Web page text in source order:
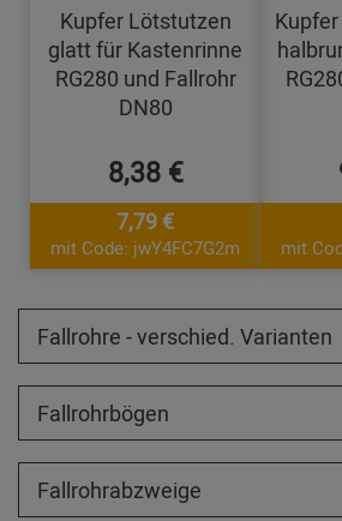
Kupfer Lötstutzen
glatt für Kastenrinne
RG280 und Fallrohr
DN80
8,38 €
7,79 €
mit Code: jwY4FC7G2m mit
Fallrohre - verschied. Varianten
Fallrohrbögen
Fallrohrabzweige